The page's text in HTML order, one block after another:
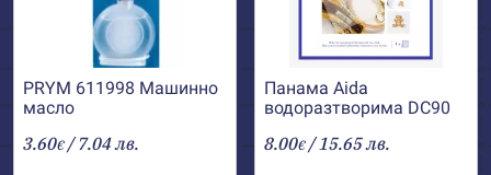
PRYM 611998 Машинно
масло
3.60€ / 7.04 лв.
Панама Aida
водоразтворима DC90
8.00€ / 15.65 лв.